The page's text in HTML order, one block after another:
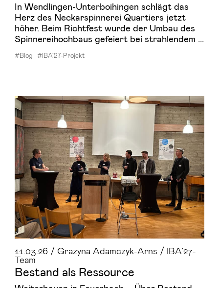
In Wendlingen-Unterboihingen schlägt das
Herz des Neckarspinnerei Quartiers jetzt
höher. Beim Richtfest wurde der Umbau des
Spinnereihochbaus gefeiert bei strahlendem ...
#Blog #IBA’27-Projekt
11.03.26 / Grazyna Adamczyk-Arns / IBA’27-
Team
Be­stand als Res­sour­ce